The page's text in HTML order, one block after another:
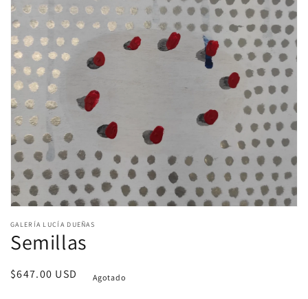
elemento
1
en
ventana
modal
GALERÍA LUCÍA DUEÑAS
Semillas
Precio
$647.00 USD Agotado